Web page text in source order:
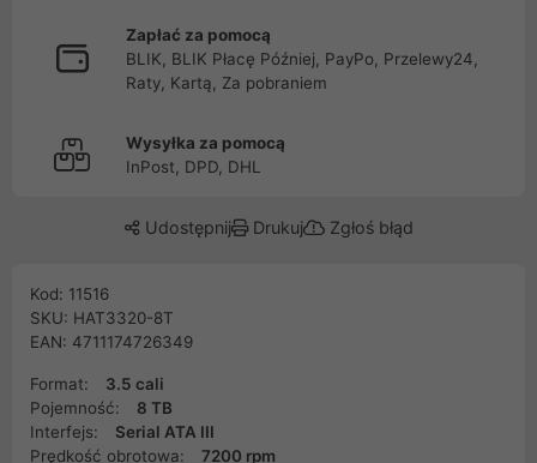
Zapłać za pomocą
BLIK, BLIK Płacę Później, PayPo, Przelewy24,
Raty, Kartą, Za pobraniem
Wysyłka za pomocą
InPost, DPD, DHL
Udostępnij Drukuj Zgłoś błąd
Kod: 11516
SKU: HAT3320-8T
EAN: 4711174726349
Format:
3.5 cali
Pojemność:
8 TB
Interfejs:
Serial ATA III
Prędkość obrotowa:
7200 rpm